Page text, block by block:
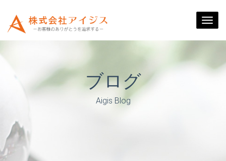
ブログ
Aigis Blog